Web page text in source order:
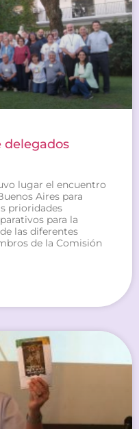
delegados
lugar el encuentro
Aires para
prioridades
para la
las diferentes
de la Comisión